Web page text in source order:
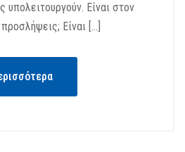
υπολειτουργούν. Είναι στον
Είναι […]